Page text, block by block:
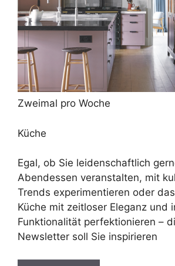
Zweimal pro Woche
Küche
Egal, ob Sie leidenschaftlich
Abendessen veranstalten, mit
Trends experimentieren oder
Küche mit zeitloser Eleganz und
Funktionalität perfektionieren –
Newsletter soll Sie inspirieren